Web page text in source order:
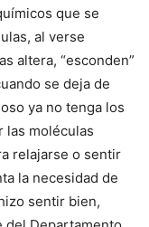
que se
al verse
altera, “esconden”
se deja de
ya no tenga los
las moléculas
relajarse o sentir
la necesidad de
sentir bien,